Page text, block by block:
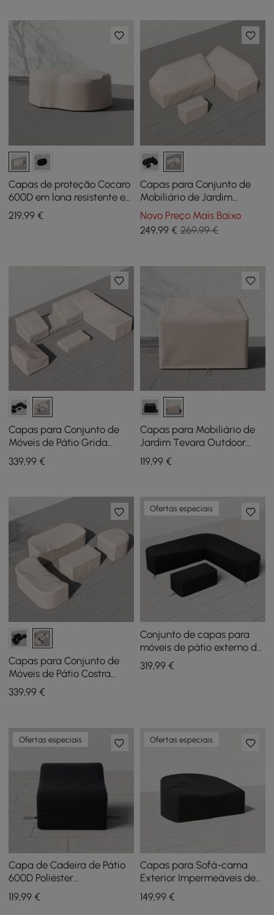
Capas de proteção Cocaro
600D em lona resistente e
à prova de intempéries
para conjunto de mesa de
219,99 €
Capas para Conjunto de
Mobiliário de Jardim
Impermeáveis Slatera
Outdoor 600D em Lona
Resistente na Cor Marfim
Novo Preço Mais Baixo
249,99€ 269,99 €
Capas para Conjunto de
Móveis de Pátio Grida
Outdoor 600D de Lona
Resistente Impermeável em
339,99 €
Capas para Mobiliário de
Jardim Tevara Outdoor
600D em Lona Resistente e
Impermeável, Cor Marfim
119,99€
Capas para Conjunto de
Móveis de Pátio Costra
Outdoor 600D de Lona
Resistente Impermeável em
339,99 €
Ofertas especiais
Conjunto de capas para
móveis de pátio externo de
2 peças em poliéster 600D
resistente às intempéries
319,99€
Ofertas especiais
Capa de Cadeira de Pátio
600D Poliéster
Impermeável Resistente às
Intempéries Preto
119,99 €
Ofertas especiais
Capas para Sofá-cama
Exterior Impermeáveis de
Lona Resistente 600D em
Preto
149,99€